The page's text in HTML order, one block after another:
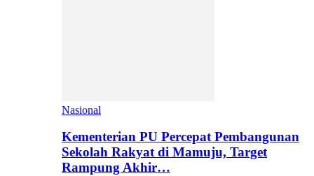
Nasional
Kementerian PU Percepat Pembangunan
Sekolah Rakyat di Mamuju, Target
Rampung Akhir…